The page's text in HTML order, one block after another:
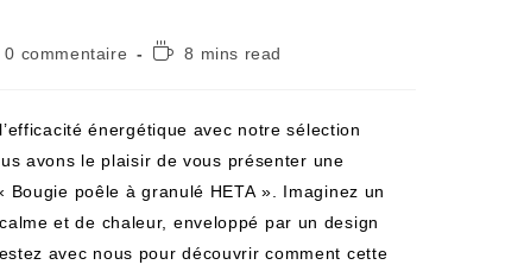
0 commentaire 8 mins read
énergétique avec notre sélection
avons le plaisir de vous présenter une
poêle à granulé HETA ». Imaginez un
et de chaleur, enveloppé par un design
avec nous pour découvrir comment cette